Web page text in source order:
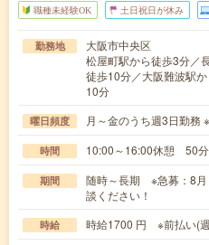
職種未経験OK 土日祝日が休み
勤務地
大阪市中央区
松屋町駅から徒歩3分／
徒歩10分／大阪難波駅
10分
曜日頻度 月～金のうち週3日勤務
時間 10:00～16:00休憩 50分
期間
随時～長期 ※急募：8月
談ください！
時給 時給1700 円 ※前払い(